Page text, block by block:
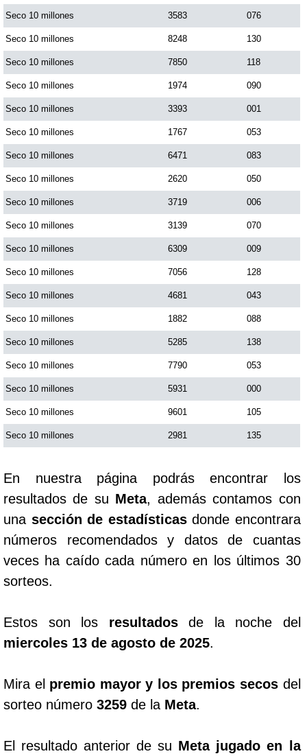
Saman de la suerte
Sinuano Día
Sinuano Noche
Super Chontico Noche
Seco 10 millones 3583 076
Seco 10 millones 8248 130
Seco 10 millones 7850 118
Seco 10 millones 1974 090
Seco 10 millones 3393 001
Seco 10 millones 1767 053
Seco 10 millones 6471 083
Seco 10 millones 2620 050
Seco 10 millones 3719 006
Seco 10 millones 3139 070
Seco 10 millones 6309 009
Seco 10 millones 7056 128
Seco 10 millones 4681 043
Seco 10 millones 1882 088
Seco 10 millones 5285 138
Seco 10 millones 7790 053
Seco 10 millones 5931 000
Seco 10 millones 9601 105
Seco 10 millones 2981 135
En nuestra página podrás encontrar los
resultados de su Meta, además contamos con
una sección de estadísticasdonde encontrara
números recomendados y datos de cuantas
veces ha caído cada número en los últimos 30
sorteos.
Estos son los resultadosde la noche del
miercoles 13 de agosto de 2025.
Mira el premio mayor y los premios secosdel
sorteo número 3259 de la Meta.
El resultado anterior de su Meta jugado en la